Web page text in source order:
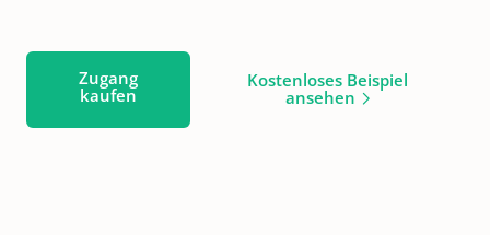
Zugang
kaufen
Kostenloses Beispiel
ansehen